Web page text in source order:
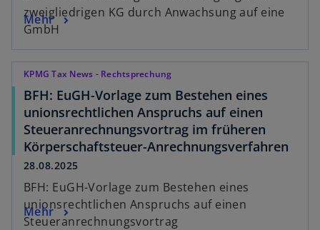
zweigliedrigen KG durch Anwachsung auf eine
GmbH
Mehr
KPMG Tax News - Rechtsprechung
BFH: EuGH-Vorlage zum Bestehen eines
unionsrechtlichen Anspruchs auf einen
Steueranrechnungsvortrag im früheren
Körperschaftsteuer-Anrechnungsverfahren
28.08.2025
BFH: EuGH-Vorlage zum Bestehen eines
unionsrechtlichen Anspruchs auf einen
Steueranrechnungsvortrag
Mehr